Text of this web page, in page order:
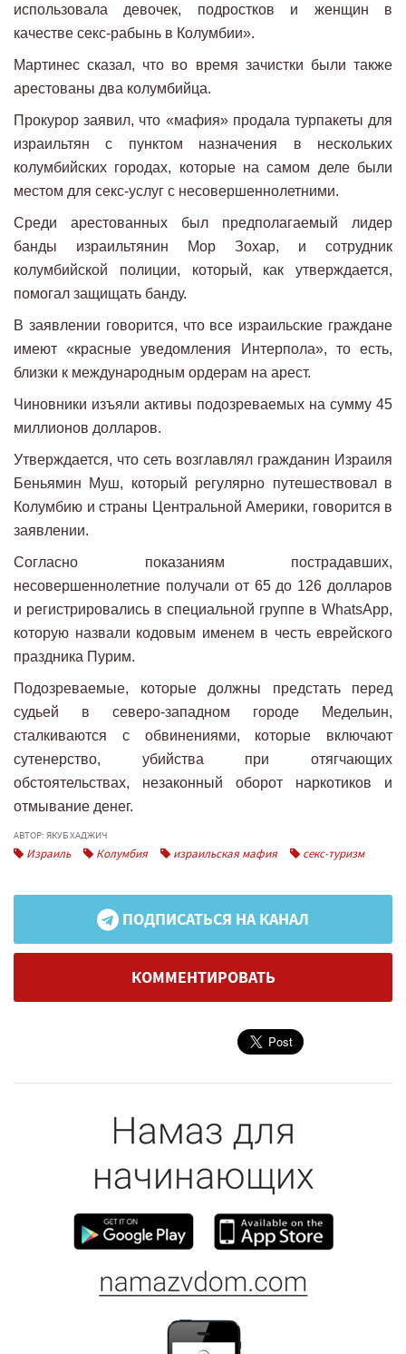
использовала девочек, подростков и женщин в
качестве секс-рабынь в Колумбии».
Мартинес сказал, что во время зачистки были также
арестованы два колумбийца.
Прокурор заявил, что «мафия» продала турпакеты для
израильтян с пунктом назначения в нескольких
колумбийских городах, которые на самом деле были
местом для секс-услуг с несовершеннолетними.
Среди арестованных был предполагаемый лидер
банды израильтянин Мор Зохар, и сотрудник
колумбийской полиции, который, как утверждается,
помогал защищать банду.
В заявлении говорится, что все израильские граждане
имеют «красные уведомления Интерпола», то есть,
близки к международным ордерам на арест.
Чиновники изъяли активы подозреваемых на сумму 45
миллионов долларов.
Утверждается, что сеть возглавлял гражданин Израиля
Беньямин Муш, который регулярно путешествовал в
Колумбию и страны Центральной Америки, говорится в
заявлении.
Согласно показаниям пострадавших,
несовершеннолетние получали от 65 до 126 долларов
и регистрировались в специальной группе в WhatsApp,
которую назвали кодовым именем в честь еврейского
праздника Пурим.
Подозреваемые, которые должны предстать перед
судьей в северо-западном городе Медельин,
сталкиваются с обвинениями, которые включают
сутенерство, убийства при отягчающих
обстоятельствах, незаконный оборот наркотиков и
отмывание денег.
АВТОР: ЯКУБ ХАДЖИЧ
Израиль Колумбия израильская мафия секс-туризм
ПОДПИСАТЬСЯ НА КАНАЛ
КОММЕНТИРОВАТЬ